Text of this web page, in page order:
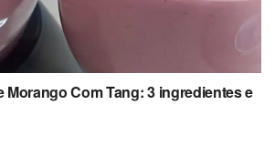
Morango Com Tang: 3 ingredientes e